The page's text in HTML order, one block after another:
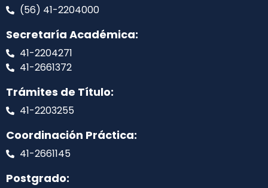
(56) 41-2204000
Secretaría Académica:
41-2204271
41-2661372
Trámites de Título:
41-2203255
Coordinación Práctica:
41-2661145
Postgrado: